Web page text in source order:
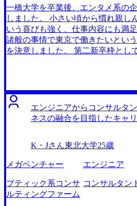
ながら、キャリアアップを図りた
ージャーやその先へ進むためには
すが、社内でのプロモーションを
ました。 楽観的な言葉をかけるの
判断してくれて、そのうえで中長
私の漠然とした思いに対し、具体
イメージや、そこまでの道のりを
かったです。 綺麗事やいいことば
っと対策するべきと二人三脚で支
謝です。実際に選考に落ちてよう
感じたのですが、石井さんはそん
合い、改善の手助けをしてくれま
業は私が選考対策をきちんとやら
対策に取り組み、最終的には志望
やりましょうと何度言われても、
しまっていました。もっと選考対
くべきでした。 転職前は年収450万
円になりました。 中小企業の経営
一橋大学を卒業後、エンタメ系の
しました。 小さい頃から慣れ親し
いう喜びも強く、仕事内容にも満
諸般の事情で東京で働きたいとい
を決意しました。 第二新卒枠とし
っかけです。その会社で働いてい
からの評判も良かったので、前向
す。 第二新卒での転職ということ
ら偶然MyVisionさんを見つけまし
思いました。 石井正人さんは、東
卒の求人を10社近く紹介してくれ
ちろん、真剣に私のオーダーに寄
じ、MyVisionさんに決めました。
エンジニアからコンサルタ
ネスの融合を目指したキャ
K・Jさん東北大学25歳
メガベンチャー エンジニア
ブティック系コンサ
ルティングファーム
コンサルタン